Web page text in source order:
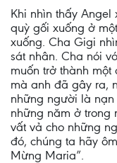
Khi nhìn thấy
quỳ gối xuống ở
xuống. Cha Gigi
sát nhân. Cha nói
muốn trở thành
mà anh đã gây ra,
những người là nạn
những năm ở trong
vất vả cho những
đó, chúng ta hãy
Mừng Maria”.